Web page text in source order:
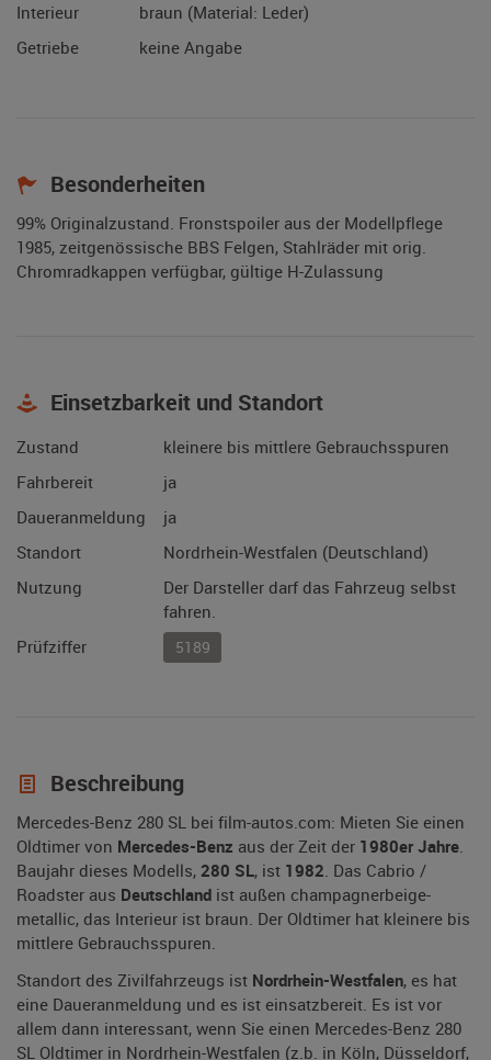
Interieur
braun (Material: Leder)
Getriebe
keine Angabe
Besonderheiten
99% Originalzustand. Fronstspoiler aus der Modellpflege
1985, zeitgenössische BBS Felgen, Stahlräder mit orig.
Chromradkappen verfügbar, gültige H-Zulassung
Einsetzbarkeit und Standort
Zustand
kleinere bis mittlere Gebrauchsspuren
Fahrbereit
ja
Daueranmeldung
ja
Standort
Nordrhein-Westfalen (Deutschland)
Nutzung
Der Darsteller darf das Fahrzeug selbst
fahren.
Prüfziffer
5189
Beschreibung
Mercedes-Benz 280 SL bei film-autos.com: Mieten Sie einen
Oldtimer von Mercedes-Benz aus der Zeit der 1980er Jahre.
Baujahr dieses Modells, 280 SL, ist 1982. Das Cabrio /
Roadster aus Deutschland ist außen champagnerbeige-
metallic, das Interieur ist braun. Der Oldtimer hat kleinere bis
mittlere Gebrauchsspuren.
Standort des Zivilfahrzeugs ist Nordrhein-Westfalen, es hat
eine Daueranmeldung und es ist einsatzbereit. Es ist vor
allem dann interessant, wenn Sie einen Mercedes-Benz 280
SL Oldtimer in Nordrhein-Westfalen (z.b. in Köln, Düsseldorf,